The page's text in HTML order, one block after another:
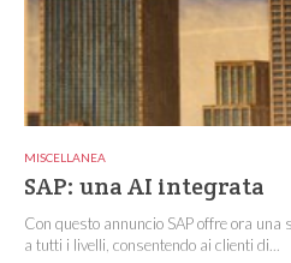
MISCELLANEA
SAP: una AI integrata
Con questo annuncio SAP offre ora una
a tutti i livelli, consentendo ai clienti di...